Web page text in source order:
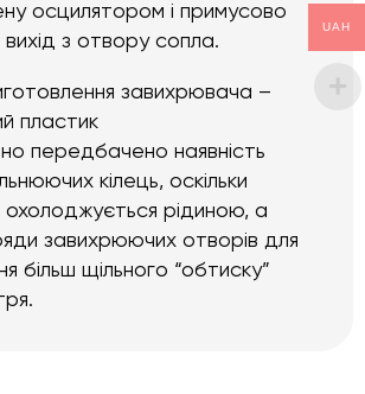
осцилятором і примусово
вихід з отвору сопла.
завихрювача –
пластик
передбачено наявність
кілець, оскільки
рідиною, а
завихрюючих отворів для
більш щільного “обтиску”
UAH